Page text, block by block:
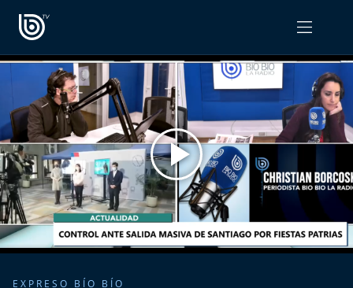
PROGRAMAS
Radiograma
Expreso Bío Bío
Podría Ser Peor
La Entrevista de Tomás Mosciatti
Entrevistas BioBioTV
OPINIÓN
PODCAST RADIOGRAMA
EXPRESO BÍO BÍO